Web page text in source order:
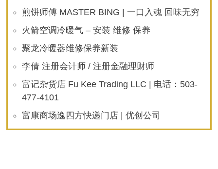
煎饼师傅 MASTER BING | 一口入魂 回味无穷
火箭空调冷暖气 – 安装 维修 保养
聚龙冷暖器维修保养新装
李倩 注册会计师 / 注册金融理财师
富记杂货店 Fu Kee Trading LLC | 电话：503-
477-4101
富康商场逸四方快递门店 | 优创公司